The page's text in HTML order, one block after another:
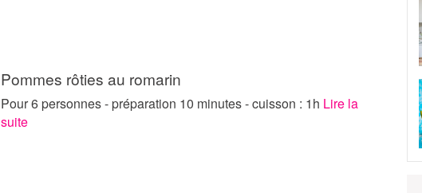
Pommes rôties au romarin
Pour 6 personnes - préparation 10 minutes - cuisson : 1h Lire la
suite